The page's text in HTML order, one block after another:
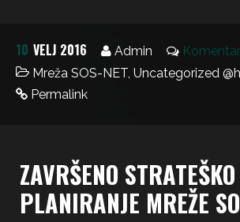
10 VELJ 2016 Admin
Mreža SOS-NET, Uncategorized
Permalink
ZAVRŠENO STRATEŠKO
PLANIRANJE MREŽE